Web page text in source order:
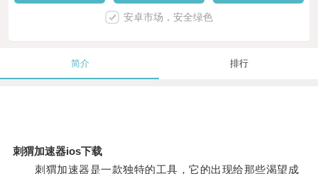
安卓市场，安全绿色
简介 排行
刺猬加速器ios下载
刺猬加速器是一款独特的工具，它的出现给那些渴望成